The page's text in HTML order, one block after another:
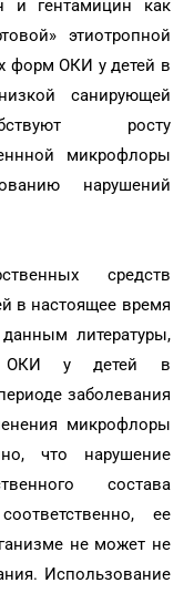
и гентамицин как
этиотропной
форм ОКИ у детей в
санирующей
росту
микрофлоры
нарушений
средств
в настоящее время
литературы,
ОКИ у детей в
заболевания
микрофлоры
что нарушение
состава
ее
не может не
Использование